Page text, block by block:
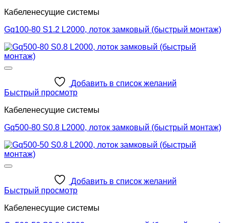
Кабеленесущие системы
Gq100-80 S1.2 L2000, лоток замковый (быстрый монтаж)
Добавить в список желаний
Быстрый просмотр
Кабеленесущие системы
Gq500-80 S0.8 L2000, лоток замковый (быстрый монтаж)
Добавить в список желаний
Быстрый просмотр
Кабеленесущие системы